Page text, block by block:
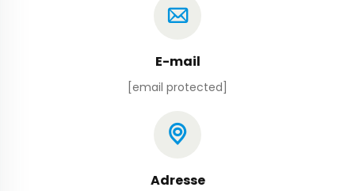
E-mail
[email protected]
Adresse